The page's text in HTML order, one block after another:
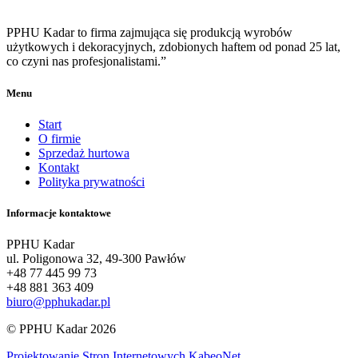
PPHU Kadar to firma zajmująca się produkcją wyrobów
użytkowych i dekoracyjnych, zdobionych haftem od ponad 25 lat,
co czyni nas profesjonalistami.”
Menu
Start
O firmie
Sprzedaż hurtowa
Kontakt
Polityka prywatności
Informacje kontaktowe
PPHU Kadar
ul. Poligonowa 32, 49-300 Pawłów
+48 77 445 99 73
+48 881 363 409
biuro@pphukadar.pl
© PPHU Kadar 2026